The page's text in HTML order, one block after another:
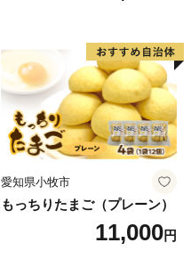
愛知県小牧市
もっちりたまご（プレーン）
11,000円